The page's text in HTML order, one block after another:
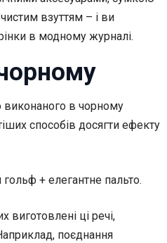
взуттям – і ви
в модному журналі.
виконаного в чорному
способів досягти ефекту
+ елегантне пальто.
виготовлені ці речі,
поєднання